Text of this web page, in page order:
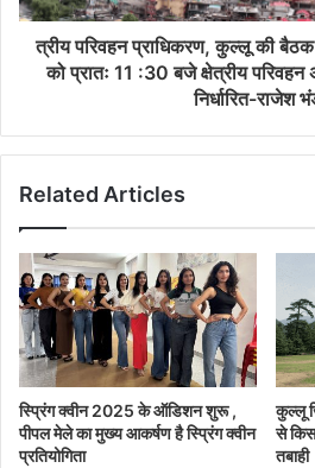
त्रीय परिवहन प्राधिकरण, कुल्लू की
को प्रातः 11 :30 बजे क्षेत्रीय परिवहन
निर्धारित-राजेश
Related Articles
स्प्रिंग क्वीन 2025 के ऑडिशन शुरू ,
पीपल मेले का मुख्य आकर्षण है स्प्रिंग क्वीन
प्रतियोगिता
कुल्लू
से
तबाही